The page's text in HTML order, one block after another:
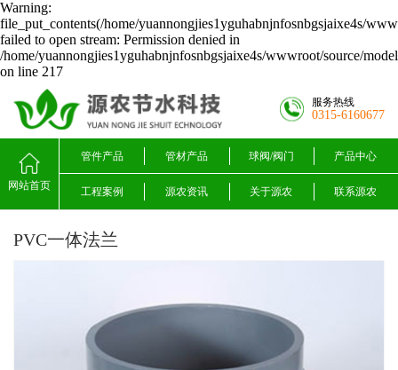
Warning:
file_put_contents(/home/yuannongjies1yguhabnjnfosnbgsjaixe4s/
failed to open stream: Permission denied in
/home/yuannongjies1yguhabnjnfosnbgsjaixe4s/wwwroot/source/
on line 217
服务热线
0315-6160677
网站首页
管件产品 管材产品 球阀/阀门 产品中心
工程案例 源农资讯 关于源农 联系源农
PVC一体法兰